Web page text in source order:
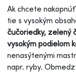
Ak chcete
tie s vysokým
čučoriedky, zelený
vysokým podielom
nenasýtenými
napr. ryby.